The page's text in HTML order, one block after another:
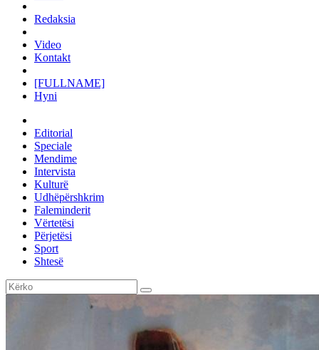
Redaksia
Video
Kontakt
[FULLNAME]
Hyni
Editorial
Speciale
Mendime
Intervista
Kulturë
Udhëpërshkrim
Faleminderit
Vërtetësi
Përjetësi
Sport
Shtesë